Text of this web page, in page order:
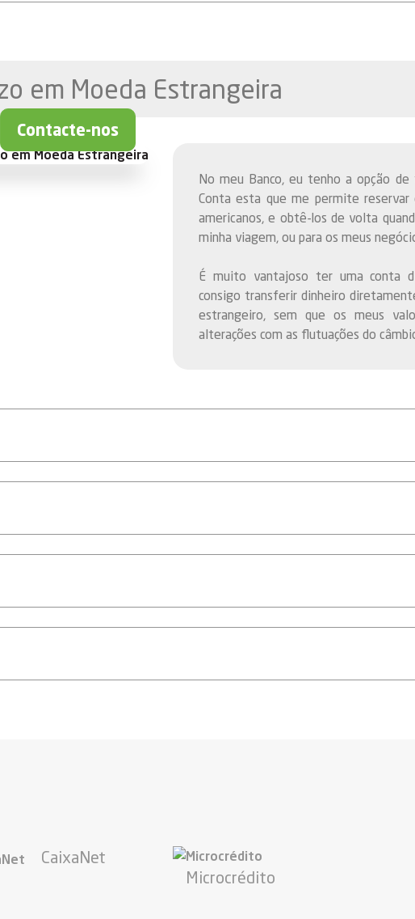
em Moeda Estrangeira
Contacte-nos
No meu Banco, eu tenho a opção
Conta esta que me permite reservar
americanos, e obtê-los de volta
minha viagem, ou para os meus
É muito vantajoso ter uma conta
consigo transferir dinheiro
estrangeiro, sem que os meus
alterações com as flutuações do
CaixaNet
Microcrédito